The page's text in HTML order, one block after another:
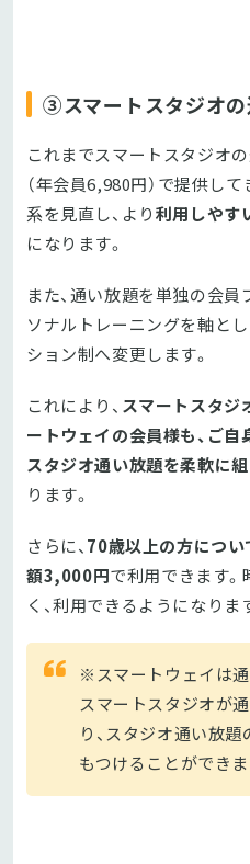
③スマートスタジオ
これまでスマートスタジオ
（年会員6,980円）で提供し
系を見直し、より利用しやす
になります。
また、通い放題を単独の会
ソナルトレーニングを軸と
ション制へ変更します。
これにより、 スマートスタジ
ートウェイの会員様も、ご
スタジオ通い放題を柔軟に
ります。
さらに、70歳以上の方につ
額3,000円で利用できます
く、利用できるようになりま
※スマートウェイは通
スマートスタジオが
り、スタジオ通い放
もつけることができま